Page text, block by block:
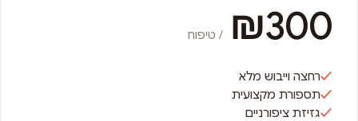
₪300 / טיפוח
רחצה וייבוש מלא
תספורת מקצועית
גזיזת ציפורניים